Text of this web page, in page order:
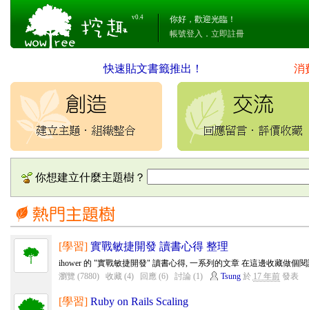
v0.4
你好，歡迎光臨！
帳號登入 ． 立即註冊
快速貼文書籤推出！ 消
你想建立什麼主題樹？
[學習] 實戰敏捷開發 讀書心得 整理
ihower 的 "實戰敏捷開發" 讀書心得, 一系列的文章 在這邊收藏做個
瀏覽 (7880)
收藏 (4) 回應 (6) 討論 (1) Tsung於 17 年前發表
[學習] Ruby on Rails Scaling